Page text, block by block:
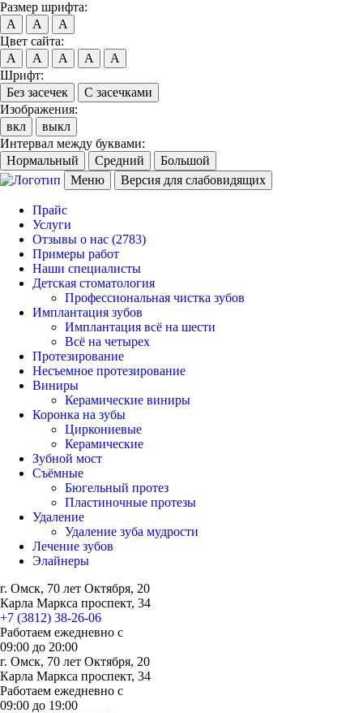
Размер шрифта:
A
A
A
Цвет сайта:
A
A A A
A
Шрифт:
Без засечек
С засечками
Изображения:
вкл
выкл
Интервал между буквами:
Нормальный
Средний
Большой
Меню
Версия для слабовидящих
Прайс
Услуги
Отзывы о нас (2783)
Примеры работ
Наши специалисты
Детская стоматология
Профессиональная чистка зубов
Имплантация зубов
Имплантация всё на шести
Всё на четырех
Протезирование
Несъемное протезирование
Виниры
Керамические виниры
Коронка на зубы
Циркониевые
Керамические
Зубной мост
Съёмные
Бюгельный протез
Пластиночные протезы
Удаление
Удаление зуба мудрости
Лечение зубов
Элайнеры
г. Омск, 70 лет Октября, 20
Карла Маркса проспект, 34
+7 (3812) 38-26-06
Работаем ежедневно с
09:00 до 20:00
г. Омск, 70 лет Октября, 20
Карла Маркса проспект, 34
Работаем ежедневно с
09:00 до 19:00